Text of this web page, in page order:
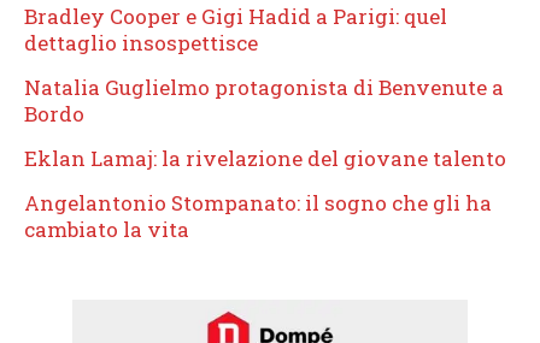
Bradley Cooper e Gigi Hadid a Parigi: quel
dettaglio insospettisce
Natalia Guglielmo protagonista di Benvenute a
Bordo
Eklan Lamaj: la rivelazione del giovane talento
Angelantonio Stompanato: il sogno che gli ha
cambiato la vita